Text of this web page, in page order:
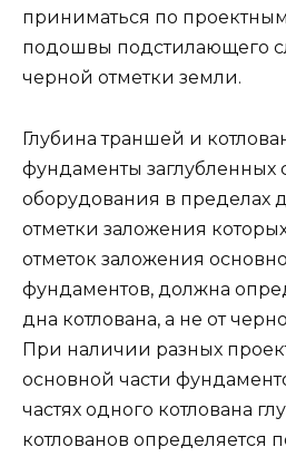
приниматься по
подошвы подстилающего
черной отметки земли.
Глубина траншей и
фундаменты заглубленных
оборудования в пределах
отметки заложения
отметок заложения
фундаментов, должна
дна котлована, а не от
При наличии разных
основной части
частях одного котлована
котлованов определяется